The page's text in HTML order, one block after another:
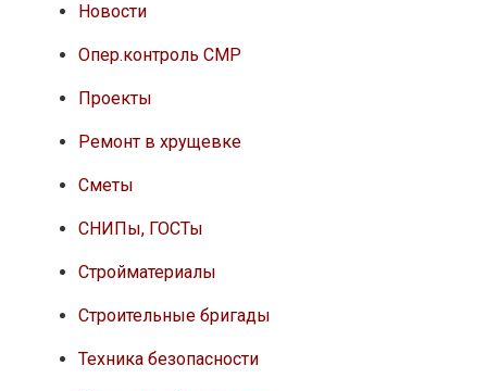
Новости
Опер.контроль СМР
Проекты
Ремонт в хрущевке
Сметы
СНИПы, ГОСТы
Стройматериалы
Строительные бригады
Техника безопасности